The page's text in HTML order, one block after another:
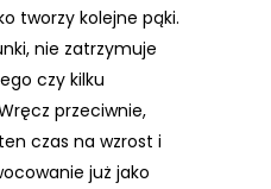
tworzy kolejne pąki.
nie zatrzymuje
czy kilku
przeciwnie,
czas na wzrost i
już jako